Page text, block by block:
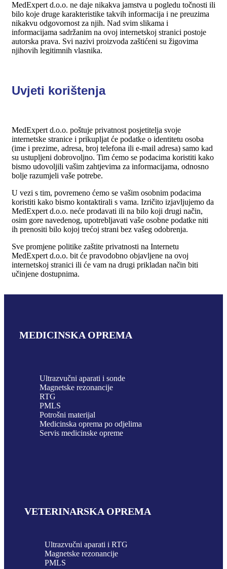
MedExpert d.o.o. ne daje nikakva jamstva u pogledu točnosti ili
bilo koje druge karakteristike takvih informacija i ne preuzima
nikakvu odgovornost za njih. Nad svim slikama i
informacijama sadržanim na ovoj internetskoj stranici postoje
autorska prava. Svi nazivi proizvoda zaštićeni su žigovima
njihovih legitimnih vlasnika.
Uvjeti korištenja
MedExpert d.o.o. poštuje privatnost posjetitelja svoje
internetske stranice i prikupljat će podatke o identitetu osoba
(ime i prezime, adresa, broj telefona ili e-mail adresa) samo kad
su ustupljeni dobrovoljno. Tim ćemo se podacima koristiti kako
bismo udovoljili vašim zahtjevima za informacijama, odnosno
bolje razumjeli vaše potrebe.
U vezi s tim, povremeno ćemo se vašim osobnim podacima
koristiti kako bismo kontaktirali s vama. Izričito izjavljujemo da
MedExpert d.o.o. neće prodavati ili na bilo koji drugi način,
osim gore navedenog, upotrebljavati vaše osobne podatke niti
ih prenositi bilo kojoj trećoj strani bez vašeg odobrenja.
Sve promjene politike zaštite privatnosti na Internetu
MedExpert d.o.o. bit će pravodobno objavljene na ovoj
internetskoj stranici ili će vam na drugi prikladan način biti
učinjene dostupnima.
MEDICINSKA OPREMA
Ultrazvučni aparati i sonde
Magnetske rezonancije
RTG
PMLS
Potrošni materijal
Medicinska oprema po odjelima
Servis medicinske opreme
VETERINARSKA OPREMA
Ultrazvučni aparati i RTG
Magnetske rezonancije
PMLS